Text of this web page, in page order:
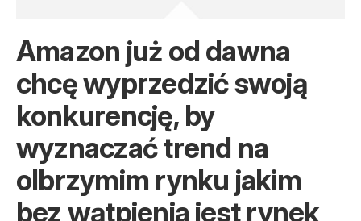
Amazon już od dawna
chcę wyprzedzić swoją
konkurencję, by
wyznaczać trend na
olbrzymim rynku jakim
bez wątpienia jest rynek